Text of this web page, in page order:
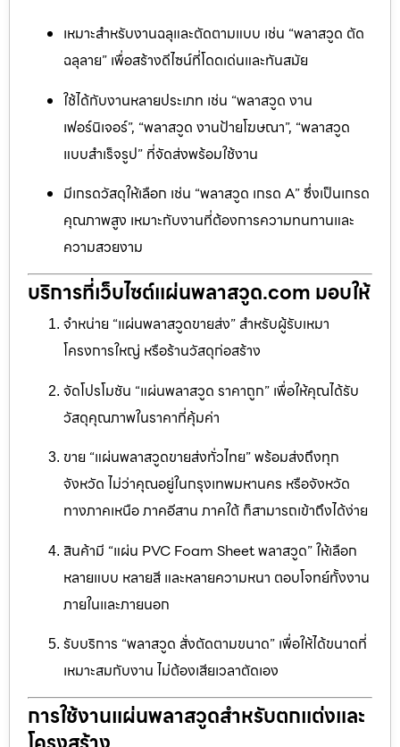
เหมาะสำหรับงานฉลุและตัดตามแบบ เช่น “พลาสวูด ตัด
ฉลุลาย” เพื่อสร้างดีไซน์ที่โดดเด่นและทันสมัย
ใช้ได้กับงานหลายประเภท เช่น “พลาสวูด งาน
เฟอร์นิเจอร์”, “พลาสวูด งานป้ายโฆษณา”, “พลาสวูด
แบบสำเร็จรูป” ที่จัดส่งพร้อมใช้งาน
มีเกรดวัสดุให้เลือก เช่น “พลาสวูด เกรด A” ซึ่งเป็นเกรด
คุณภาพสูง เหมาะกับงานที่ต้องการความทนทานและ
ความสวยงาม
บริการที่เว็บไซต์แผ่นพลาสวูด.com มอบให้
จำหน่าย “แผ่นพลาสวูดขายส่ง” สำหรับผู้รับเหมา
โครงการใหญ่ หรือร้านวัสดุก่อสร้าง
จัดโปรโมชัน “แผ่นพลาสวูด ราคาถูก” เพื่อให้คุณได้รับ
วัสดุคุณภาพในราคาที่คุ้มค่า
ขาย “แผ่นพลาสวูดขายส่งทั่วไทย” พร้อมส่งถึงทุก
จังหวัด ไม่ว่าคุณอยู่ในกรุงเทพมหานคร หรือจังหวัด
ทางภาคเหนือ ภาคอีสาน ภาคใต้ ก็สามารถเข้าถึงได้ง่าย
สินค้ามี “แผ่น PVC Foam Sheet พลาสวูด” ให้เลือก
หลายแบบ หลายสี และหลายความหนา ตอบโจทย์ทั้งงาน
ภายในและภายนอก
รับบริการ “พลาสวูด สั่งตัดตามขนาด” เพื่อให้ได้ขนาดที่
เหมาะสมกับงาน ไม่ต้องเสียเวลาตัดเอง
การใช้งานแผ่นพลาสวูดสำหรับตกแต่งและ